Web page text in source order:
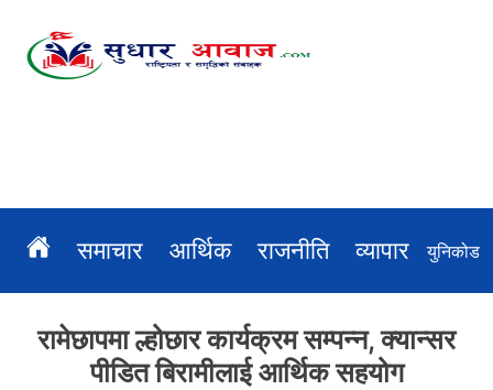
content
समाचार आर्थिक राजनीति व्यापार युनिकोड
रामेछापमा ल्होछार कार्यक्रम सम्पन्न, क्यान्सर
पीडित बिरामीलाई आर्थिक सहयोग